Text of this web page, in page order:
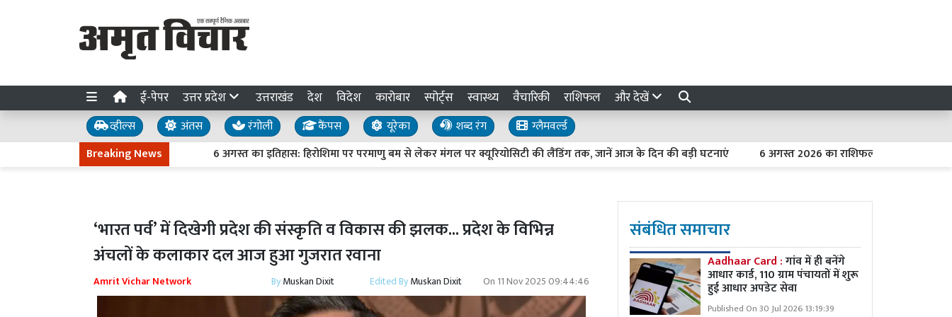
ई-पेपर उत्तर प्रदेश उत्तराखंड देश विदेश कारोबार स्पोर्ट्स स्वास्थ्य वैचारिकी राशिफल और देखें
व्हील्स अंतस रंगोली कैंपस यूरेका शब्द रंग
ग्लैमवर्ल्ड
Breaking News
6 अगस्त का इतिहास: हिरोशिमा पर परमाणु बम से लेकर मंगल पर क्यूरियोसिटी की लैंडिंग तक, जानें आज के दिन की बड़ी घटनाएं 6 अगस्त 2026 का राशिफल : मेष को कार्यक्षेत्र में
‘भारत पर्व’ में दिखेगी प्रदेश की संस्कृति व विकास की झलक... प्रदेश के विभिन्न
अंचलों के कलाकार दल आज हुआ गुजरात रवाना
Amrit Vichar Network ByMuskan Dixit Edited ByMuskan Dixit On 11 Nov 2025 09:44:46
संबंधित समाचार
Aadhaar Card :गांव में ही बनेंगे
आधार कार्ड, 110 ग्राम पंचायतों में शुरू
हुई आधार अपडेट सेवा
Published On 30 Jul 2026 13:19:39